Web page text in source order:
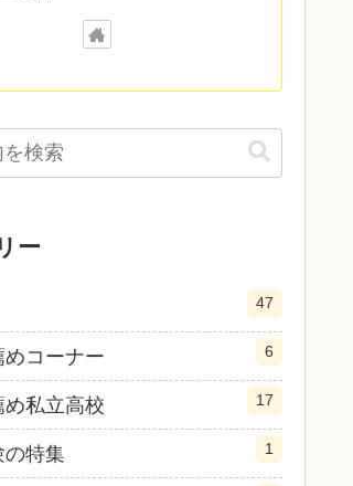
ー
47
コーナー 6
私立高校 17
の特集 1